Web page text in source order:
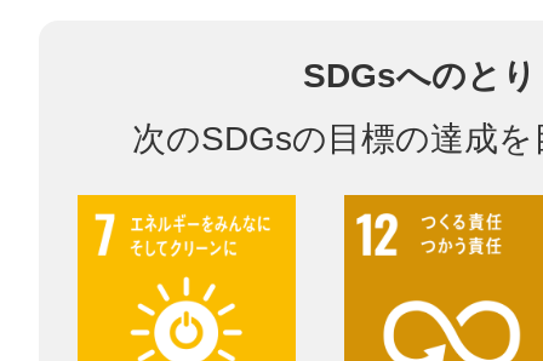
SDGsへのと
次のSDGsの目標の達成
©︎ KAYAC Inc.All